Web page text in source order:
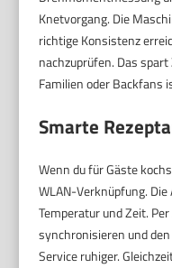
Knetvorgang. Die
richtige Konsistenz
nachzuprüfen. Das
Familien oder Backfans
Smarte
Wenn du für Gäste
WLAN-Verknüpfung.
Temperatur und Zeit.
synchronisieren und
Service ruhiger.